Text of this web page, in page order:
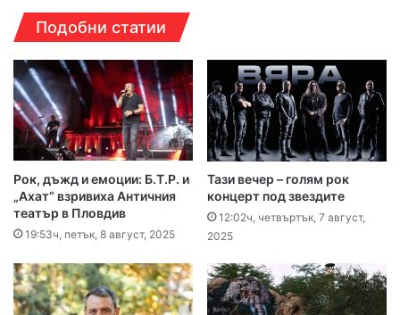
Подобни статии
Рок, дъжд и емоции: Б.Т.Р. и
„Ахат“ взривиха Античния
театър в Пловдив
19:53ч, петък, 8 август, 2025
Тази вечер – голям рок
концерт под звездите
12:02ч, четвъртък, 7 август,
2025